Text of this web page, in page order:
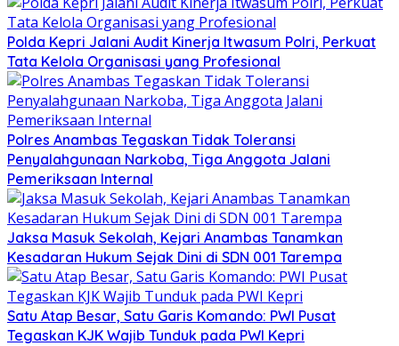
Polda Kepri Jalani Audit Kinerja Itwasum Polri, Perkuat
Tata Kelola Organisasi yang Profesional
Polres Anambas Tegaskan Tidak Toleransi
Penyalahgunaan Narkoba, Tiga Anggota Jalani
Pemeriksaan Internal
Jaksa Masuk Sekolah, Kejari Anambas Tanamkan
Kesadaran Hukum Sejak Dini di SDN 001 Tarempa
Satu Atap Besar, Satu Garis Komando: PWI Pusat
Tegaskan KJK Wajib Tunduk pada PWI Kepri